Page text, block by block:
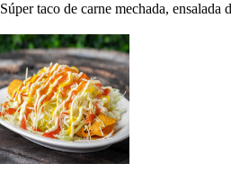
Súper taco de carne mechada, ensalada